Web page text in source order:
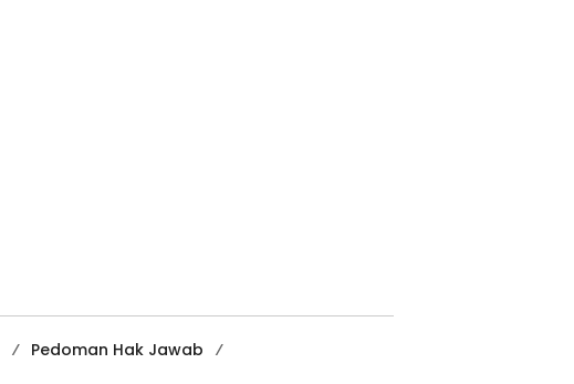
Pedoman Hak Jawab